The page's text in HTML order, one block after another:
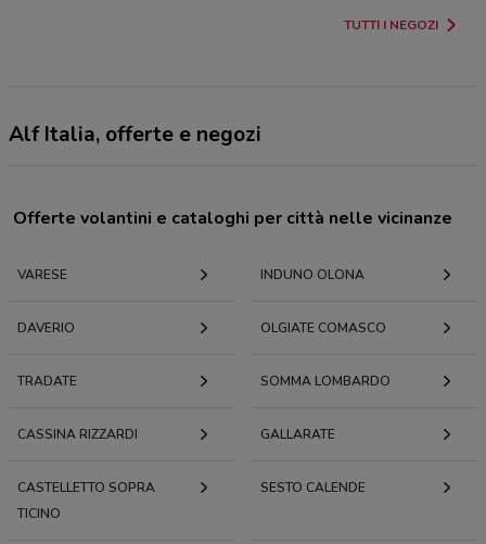
TUTTI I NEGOZI
Alf Italia, offerte e negozi
Offerte volantini e cataloghi per città nelle vicinanze
VARESE INDUNO OLONA
DAVERIO OLGIATE COMASCO
TRADATE SOMMA LOMBARDO
CASSINA RIZZARDI GALLARATE
CASTELLETTO SOPRA
TICINO
SESTO CALENDE